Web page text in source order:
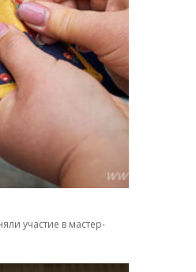
участие в мастер-